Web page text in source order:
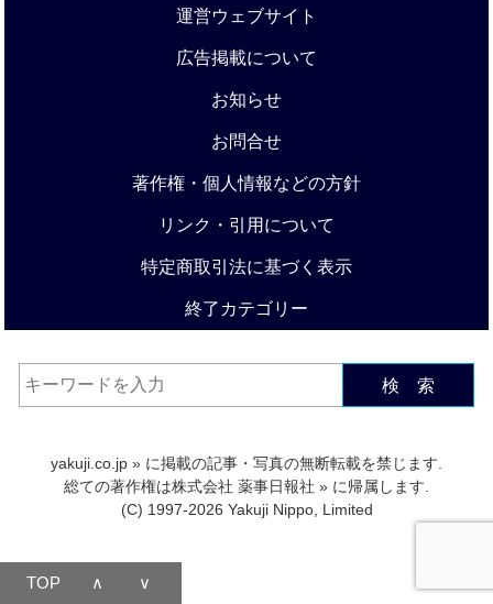
運営ウェブサイト
広告掲載について
お知らせ
お問合せ
著作権・個人情報などの方針
リンク・引用について
特定商取引法に基づく表示
終了カテゴリー
検 索
yakuji.co.jp » に掲載の記事・写真の無断転載を禁じます.
総ての著作権は株式会社 薬事日報社 » に帰属します.
(C) 1997-2026 Yakuji Nippo, Limited
TOP ∧ ∨